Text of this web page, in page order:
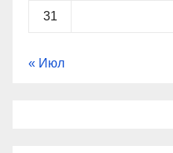
31
« Июл